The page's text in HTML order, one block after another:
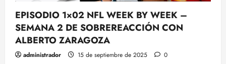
EPISODIO 1×02 NFL WEEK BY WEEK –
SEMANA 2 DE SOBREREACCIÓN CON
ALBERTO ZARAGOZA
administrador 15 de septiembre de 2025 0